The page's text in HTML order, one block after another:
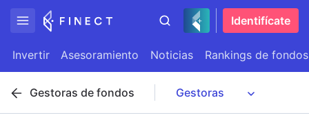
Identifícate
Invertir Asesoramiento Noticias Rankings de fondos
Gestoras de fondos